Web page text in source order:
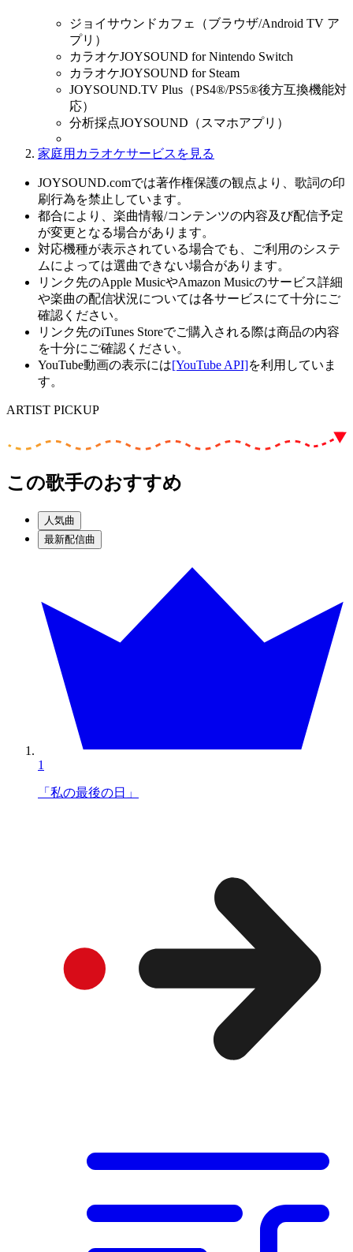
ジョイサウンドカフェ（ブラウザ/Android TV ア
プリ）
カラオケJOYSOUND for Nintendo Switch
カラオケJOYSOUND for Steam
JOYSOUND.TV Plus（PS4®/PS5®後方互換機能対
応）
分析採点JOYSOUND（スマホアプリ）
家庭用カラオケサービスを見る
JOYSOUND.comでは著作権保護の観点より、歌詞の印
刷行為を禁止しています。
都合により、楽曲情報/コンテンツの内容及び配信予定
が変更となる場合があります。
対応機種が表示されている場合でも、ご利用のシステ
ムによっては選曲できない場合があります。
リンク先のApple MusicやAmazon Musicのサービス詳細
や楽曲の配信状況については各サービスにて十分にご
確認ください。
リンク先のiTunes Storeでご購入される際は商品の内容
を十分にご確認ください。
YouTube動画の表示には[YouTube API]を利用していま
す。
ARTIST PICKUP
この歌手のおすすめ
人気曲
最新配信曲
1
「私の最後の日」